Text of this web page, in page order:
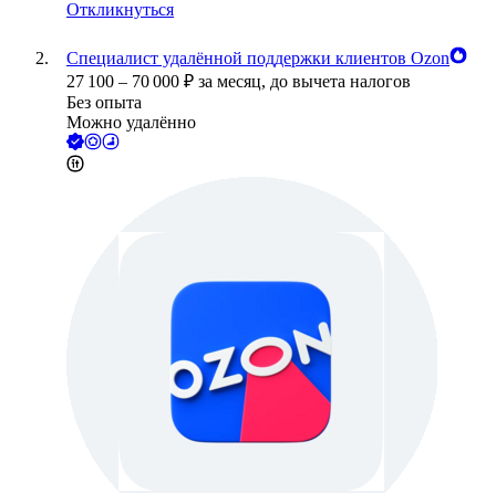
Откликнуться
Специалист удалённой поддержки клиентов Ozon
27 100 – 70 000 ₽ за месяц, до вычета налогов
Без опыта
Можно удалённо